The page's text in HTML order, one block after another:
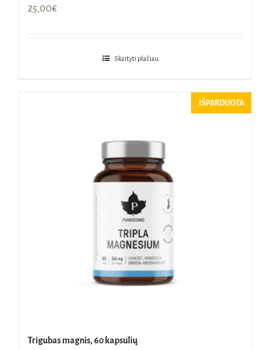
25,00€
Skaityti plačiau
IŠPARDUOTA
Trigubas magnis, 60 kapsulių